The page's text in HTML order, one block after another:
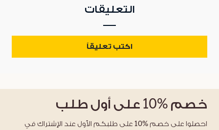
التعليقات
اكتب تعليقاً
خصم %10 على أول طلب
احصلوا على خصم %10 على طلبكم الأول عند الإشتراك في